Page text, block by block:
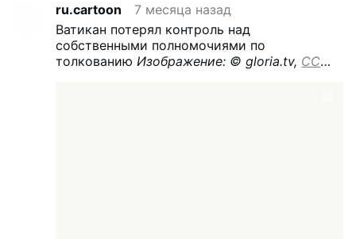
ru.cartoon
7 месяца назад
Ватикан потерял контроль над
собственными полномочиями по
толкованию Изображение: © gloria.tv, CC